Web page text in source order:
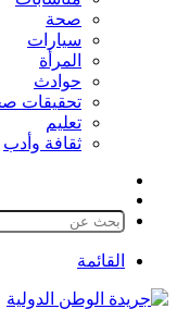
صحة
سيارات
المرأة
حوادث
تحقيقات
تعليم
ثقافة وأدب
المظلم
القائمة